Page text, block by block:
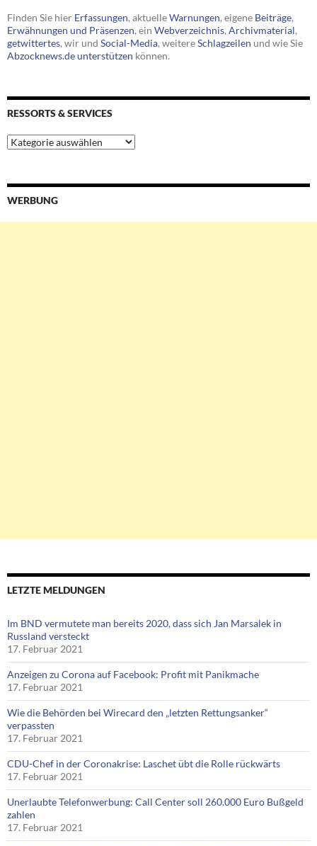
Finden Sie hier Erfassungen, aktuelleWarnungen, eigene Beiträge,
Erwähnungen und Präsenzen, ein Webverzeichnis, Archivmaterial,
getwittertes, wir und Social-Media, weitereSchlagzeilen und wie Sie
Abzocknews.de unterstützen können.
RESSORTS & SERVICES
Ressorts
&
WERBUNG
LETZTE MELDUNGEN
Im BND vermutete man bereits 2020, dass sich Jan Marsalek in
Russland versteckt
17. Februar 2021
Anzeigen zu Corona auf Facebook: Profit mit Panikmache
17. Februar 2021
Wie die Behörden bei Wirecard den „letzten Rettungsanker“
verpassten
17. Februar 2021
CDU-Chef in der Coronakrise: Laschet übt die Rolle rückwärts
17. Februar 2021
Unerlaubte Telefonwerbung: Call Center soll 260.000 Euro Bußgeld
zahlen
17. Februar 2021